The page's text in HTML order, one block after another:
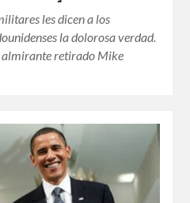
les dicen a los
la dolorosa verdad.
almirante retirado Mike